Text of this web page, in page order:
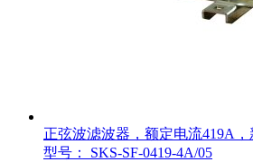
正弦波滤波器，额定电流419A
型号： SKS-SF-0419-4A/05